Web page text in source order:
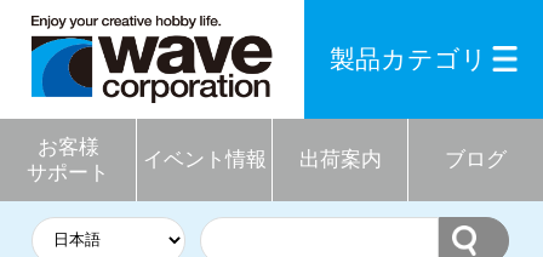
お客様
サポート
イベント情報 出荷案内 ブログ
製品カテゴリ